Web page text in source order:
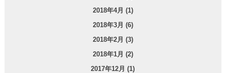
2018年4月 (1)
2018年3月 (6)
2018年2月 (3)
2018年1月 (2)
2017年12月 (1)